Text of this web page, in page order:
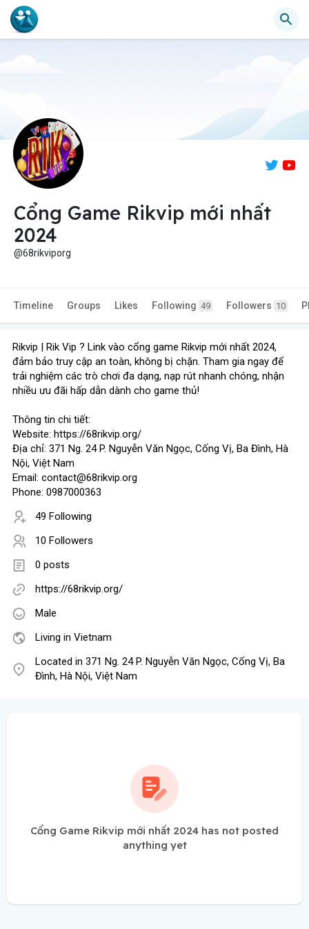
Cổng Game Rikvip mới nhất
2024
@68rikviporg
Timeline Groups Likes Following 49 Followers 10
Rikvip | Rik Vip ? Link vào cổng game Rikvip mới nhất 2024,
đảm bảo truy cập an toàn, không bị chặn. Tham gia ngay để
trải nghiệm các trò chơi đa dạng, nạp rút nhanh chóng, nhận
nhiều ưu đãi hấp dẫn dành cho game thủ!
Thông tin chi tiết:
Website: https://68rikvip.org/
Địa chỉ: 371 Ng. 24 P. Nguyễn Văn Ngọc, Cống Vị, Ba Đình, Hà
Nội, Việt Nam
Email: contact@68rikvip.org
Phone: 0987000363
49 Following
10 Followers
0 posts
https://68rikvip.org/
Male
Living in Vietnam
Located in 371 Ng. 24 P. Nguyễn Văn Ngọc, Cống Vị, Ba
Đình, Hà Nội, Việt Nam
Cổng Game Rikvip mới nhất 2024 has not posted
anything yet